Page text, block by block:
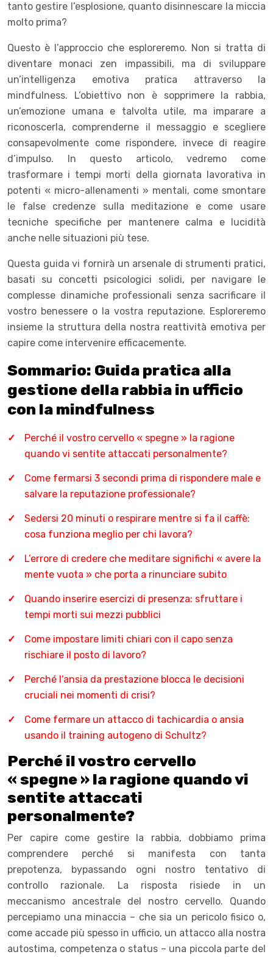
tanto gestire l’esplosione, quanto disinnescare la miccia
molto prima?
Questo è l’approccio che esploreremo. Non si tratta di
diventare monaci zen impassibili, ma di sviluppare
un’intelligenza emotiva pratica attraverso la
mindfulness. L’obiettivo non è sopprimere la rabbia,
un’emozione umana e talvolta utile, ma imparare a
riconoscerla, comprenderne il messaggio e scegliere
consapevolmente come rispondere, invece di reagire
d’impulso. In questo articolo, vedremo come
trasformare i tempi morti della giornata lavorativa in
potenti « micro-allenamenti » mentali, come smontare
le false credenze sulla meditazione e come usare
tecniche specifiche per mantenere calma e lucidità
anche nelle situazioni più tese.
Questa guida vi fornirà un arsenale di strumenti pratici,
basati su concetti psicologici solidi, per navigare le
complesse dinamiche professionali senza sacrificare il
vostro benessere o la vostra reputazione. Esploreremo
insieme la struttura della nostra reattività emotiva per
capire come intervenire efficacemente.
Sommario: Guida pratica alla
gestione della rabbia in ufficio
con la mindfulness
Perché il vostro cervello « spegne » la ragione
quando vi sentite attaccati personalmente?
Come fermarsi 3 secondi prima di rispondere male e
salvare la reputazione professionale?
Sedersi 20 minuti o respirare mentre si fa il caffè:
cosa funziona meglio per chi lavora?
L’errore di credere che meditare significhi « avere la
mente vuota » che porta a rinunciare subito
Quando inserire esercizi di presenza: sfruttare i
tempi morti sui mezzi pubblici
Come impostare limiti chiari con il capo senza
rischiare il posto di lavoro?
Perché l’ansia da prestazione blocca le decisioni
cruciali nei momenti di crisi?
Come fermare un attacco di tachicardia o ansia
usando il training autogeno di Schultz?
Perché il vostro cervello
« spegne » la ragione quando vi
sentite attaccati
personalmente?
Per capire come gestire la rabbia, dobbiamo prima
comprendere perché si manifesta con tanta
prepotenza, bypassando ogni nostro tentativo di
controllo razionale. La risposta risiede in un
meccanismo ancestrale del nostro cervello. Quando
percepiamo una minaccia – che sia un pericolo fisico o,
come accade più spesso in ufficio, un attacco alla nostra
autostima, competenza o status – una piccola parte del